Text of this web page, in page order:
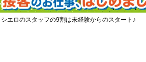
シエロのスタッフの9割は未経験からのスタート♪